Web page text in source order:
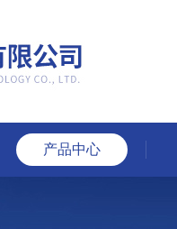
产品中心